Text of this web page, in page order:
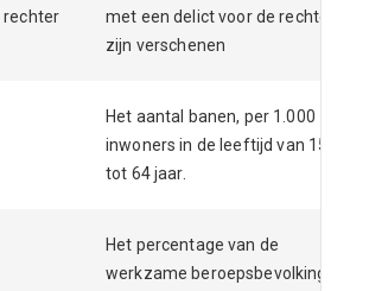
rechter
met een delict voor de rechter
zijn verschenen
Het aantal banen, per 1.000
inwoners in de leeftijd van 15
tot 64 jaar.
Het percentage van de
werkzame beroepsbevolking